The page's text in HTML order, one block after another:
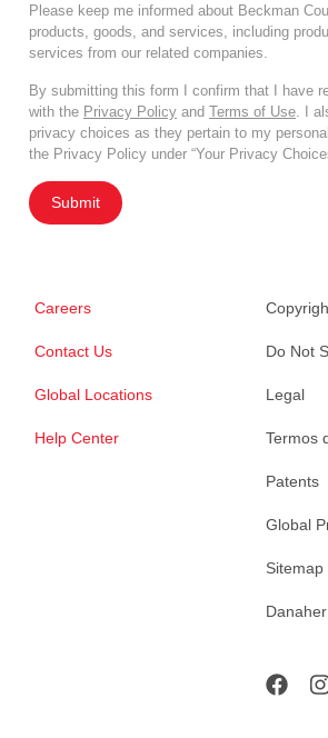
Please keep me informed about Beckman
products, goods, and services, including
services from our related companies.
By submitting this form I confirm that I have
with the Privacy Policy and Terms of Use . I
privacy choices as they pertain to my
the Privacy Policy under “Your Privacy
Submit
Careers
Contact Us
Global Locations
Help Center
Do Not
Legal
Termos
Patents
Global
Sitemap